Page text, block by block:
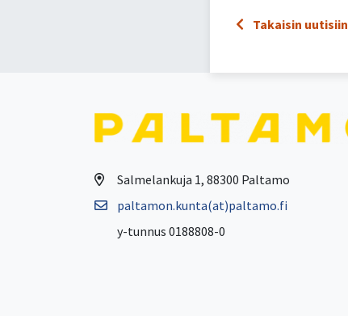
Takaisin uutisiin
Salmelankuja 1, 88300 Paltamo
paltamon.kunta(at)paltamo.fi
y-tunnus 0188808-0